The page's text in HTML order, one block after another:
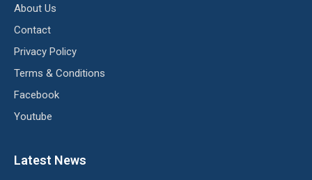
About Us
Contact
Privacy Policy
Terms & Conditions
Facebook
Youtube
Latest News